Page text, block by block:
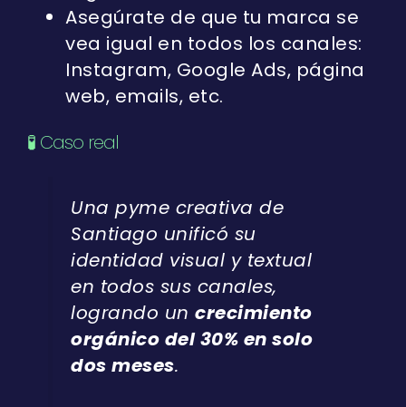
Asegúrate de que tu marca se
vea igual en todos los canales:
Instagram, Google Ads, página
web, emails, etc.
🧪 Caso real
Una pyme creativa de
Santiago unificó su
identidad visual y textual
en todos sus canales,
logrando uncrecimiento
orgánico del 30% en solo
dos meses.